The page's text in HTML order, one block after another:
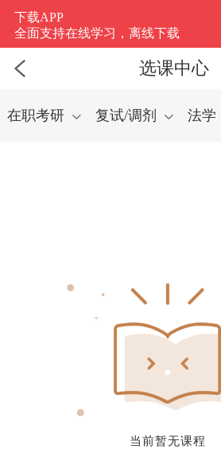
在职考研 复试/调剂 法学
当前暂无课程
下载APP
全面支持在线学习，离线下载
选课中心